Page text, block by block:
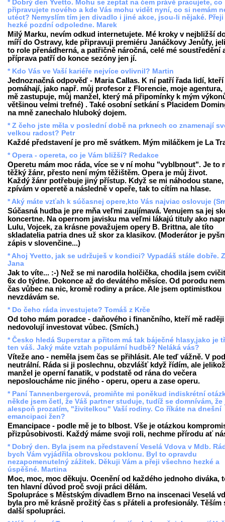
* Dobrý den Yvetto. Mohu se zeptat na čem právě pracujete, co
připravujete nového a kde Vás mohu vidět nyní, co si nemám
utéct? Nemyslím tím jen divadlo i jiné akce, jsou-li nějaké. Přeji
hezké pozdní odpoledne. Marek
Milý Marku, nevím odkud internetujete. Mé kroky v nejbližší
míří do Ostravy, kde připravuji premiéru JanáčkovyJenůfy,
to role přenádherná, a patřičně náročná, celé mé soustředění
příprava patří do konce sezóny jen jí.
* Kdo Vás ve Vaší kariéře nejvíce ovlivnil? Martin
Jednoznačná odpověď - Maria Callas. K ní patří řada lidí, kteří
pomáhají, jako např. můj profesor z Florencie, moje agentura,
mě zastupuje, můj manžel, který má připomínky k mým
většinou velmi trefné) . Také osobní setkání s Placidem
na mně zanechalo hluboký dojem.
* Z čeho jste měla v poslední době na prknech co znamenají
velkou radost? Petr
Každé představení je pro mě svátkem. Mým miláčkem je La
* Opera - opereta, co je Vám bližší? Redakce
Operetu mám moc ráda, více se v ní mohu "vyblbnout". Je to
těžký žánr, přesto není mým těžištěm. Opera je můj život.
Každý žánr potřebuje jiný přístup. Když se mi náhodou stane,
zpívám v operetě a následně v opeře, tak to cítím na hlase.
* Aký máte vzťah k súčasnej opere,kto Vás najviac oslovuje
Súčasná hudba je pre mňa veľmi zaujímavá. Venujem sa jej
koncertne. Na opernom javisku ma veľmi lákajú tituly ako
Lulu, Vojcek, za krásne považujem opery B. Brittna, ale títo
skladatelia patria dnes už skor za klasikov. (Moderátor je
zápis v slovenčine...)
* Ahoj Yvetto, jak se udržuješ v kondici? Vypadáš stále dobře.
Jana
Jak to víte... :-) Než se mi narodila holčička, chodila jsem
6x do týdne. Dokonce až do devátého měsíce. Od porodu
čas vůbec na nic, kromě rodiny a práce. Ale jsem optimistkou
nevzdávám se.
* Do čeho ráda investujete? Tomáš z Krče
Od toho mám poradce - daňového i finančního, kteří mě raději
nedovolují investovat vůbec. (Smích.)
* Česko hledá Superstar a přitom má tak báječné hlasy,jako je
ten váš. Jaký máte vztah populární hudbě? Neláká vás?
Víteže ano - neměla jsem čas se přihlásit. Ale teď vážně. V
neutrální. Ráda si ji poslechnu, obzvlášť když řídím, ale
manžel je operní fanatik, v podstatě od rána do večera
neposloucháme nic jiného - operu, operu a zase operu.
* Paní Tannenbergerová, promiňte mi poněkud indiskrétní
někde jsem četl, že Váš partner studuje, tudíž se domnívám, že
alespoň prozatím, "živitelkou" Vaší rodiny. Co říkáte na dnešní
emancipaci žen?
Emancipace - podle mě je to blbost. Vše je otázkou
přizpůsobivosti. Každý máme svoji roli, nechme přírodu ať
* Dobrý den. Byla jsem na představení Veselá Vdova v Mdb.
bych Vám vyjádřila obrovskou poklonu. Byl to opravdu
nezapomenutelný zážitek. Děkuji Vám a přeji všechno hezké a
úspěšné. Martina
Moc, moc, moc děkuju. Ocenění od každého jednoho diváka,
ten hlavní důvod proč svoji práci dělám.
Spolupráce s Městským divadlem Brno na inscenaci Veselá
byla pro mě krásně prožitý čas s přáteli a profesionály. Těším
další spolupráci.